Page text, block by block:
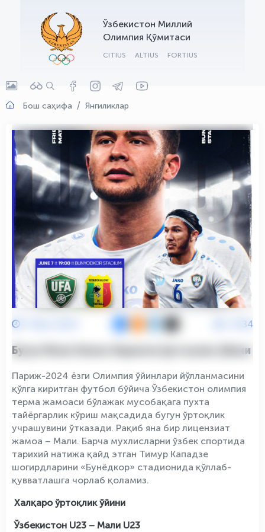
Ўзбекистон Миллий
Олимпия Қўмитаси
CITIUS ALTIUS FORTIUS
Бош саҳифа Янгиликлар
2534
Бугун Мали билан биринчи ўртоқлик ўйини
Париж-2024 ёзги Олимпия ўйинлари йўлланмасини
қўлга киритган футбол бўйича Ўзбекистон олимпия
терма жамоаси бўлажак мусобақага пухта
тайёргарлик кўриш мақсадида бугун ўртоқлик
учрашувини ўтказади. Рақиб яна бир лицензиат
жамоа – Мали. Барча мухлисларни ўзбек спортида
тарихий натижа қайд этган Тимур Кападзе
шогирдларини «Бунёдкор» стадионида қўллаб-
қувватлашга чорлаб қоламиз.
Халқаро ўртоқлик ўйини
Ўзбекистон U23 – Мали U23
OLYMPCHIK AI - yordamchi
Онлайн · olympic.uz